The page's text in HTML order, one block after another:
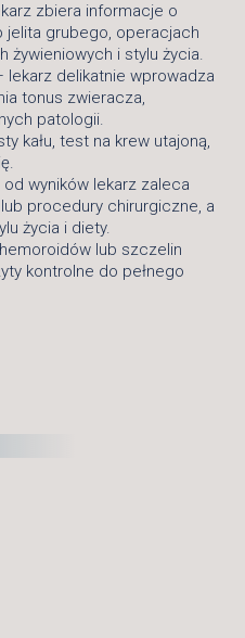
zbiera informacje o
jelita grubego, operacjach
żywieniowych i stylu życia.
lekarz delikatnie wprowadza
tonus zwieracza,
patologii.
kału, test na krew utajoną,
wyników lekarz zaleca
procedury chirurgiczne, a
życia i diety.
lub szczelin
kontrolne do pełnego